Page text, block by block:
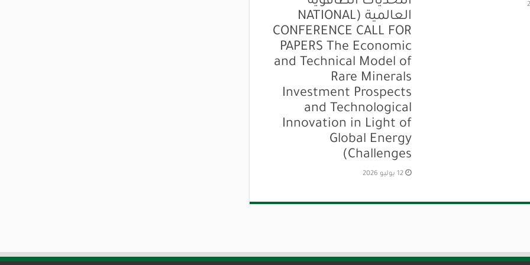
العالمية (NATIONAL
CONFERENCE CALL FOR
PAPERS The Economic
and Technical Model of
Rare Minerals
Investment Prospects
and Technological
Innovation in Light of
Global Energy
Challenges)
12 يوليو 2026